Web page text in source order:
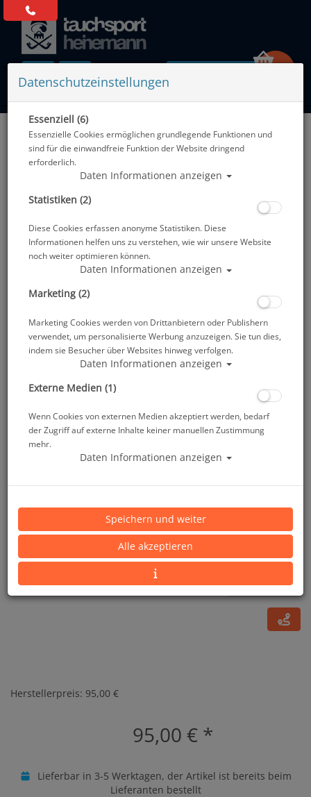
Alle Artikel zeigen aus: Masken
Tusa Tauchmaske M1003 Freedom Elite - Schwarz
Artikelnr.: tus-m1003QBRP
Herstellerpreis: 95,00 €
95,00 € *
Lieferbar in 3-5 Werktagen, der Artikel ist bereits beim
Lieferanten bestellt
Datenschutzeinstellungen
Essenziell (6)
Essenzielle Cookies ermöglichen grundlegende Funktionen und
sind für die einwandfreie Funktion der Website dringend
erforderlich.
Daten Informationen anzeigen
Statistiken (2)
Diese Cookies erfassen anonyme Statistiken. Diese
Informationen helfen uns zu verstehen, wie wir unsere Website
noch weiter optimieren können.
Daten Informationen anzeigen
Marketing (2)
Marketing Cookies werden von Drittanbietern oder Publishern
verwendet, um personalisierte Werbung anzuzeigen. Sie tun dies,
indem sie Besucher über Websites hinweg verfolgen.
Daten Informationen anzeigen
Externe Medien (1)
Wenn Cookies von externen Medien akzeptiert werden, bedarf
der Zugriff auf externe Inhalte keiner manuellen Zustimmung
mehr.
Daten Informationen anzeigen
Speichern und weiter
Alle akzeptieren